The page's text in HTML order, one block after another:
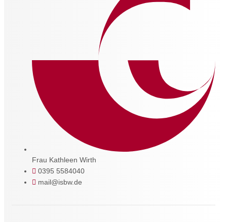
Frau Kathleen Wirth
0395 5584040
mail@isbw.de